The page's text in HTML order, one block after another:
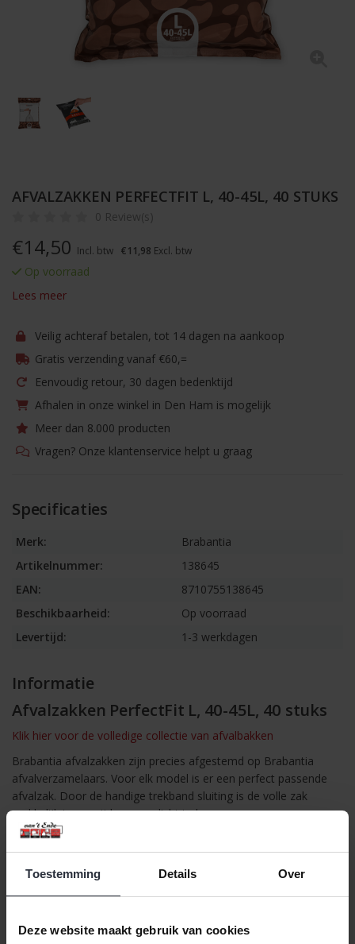
Toestemming Details Over
Deze website maakt gebruik van cookies
AFVALZAKKEN PERFECTFIT L, 40-45L, 40 STUKS
0 Review(s)
€14,50 Incl. btw €11,98 Excl. btw
Op voorraad
Lees meer
Veilig achteraf betalen, tot 14 dagen na aankoop
Gratis verzending vanaf €60,=
Eenvoudig retour, 30 dagen bedenktijd
Afhalen in onze winkel in Den Ham is mogelijk
Meer dan 8.000 producten
Vragen? Onze klantenservice helpt u graag
Specificaties
Merk:
Brabantia
Artikelnummer:
138645
EAN:
8710755138645
Beschikbaarheid:
Op voorraad
Levertijd:
1-3 werkdagen
Informatie
Afvalzakken PerfectFit L, 40-45L, 40 stuks
Klik hier voor de volledige collectie van afvalbakken
Brabantia afvalzakken zijn precies afgestemd op Brabantia
afvalverzamelaars. Voor elk model is er een perfect passende
afvalzak. Door de handige trekband sluiting is de volle zak
makkelijk te verwijderen en dicht te knopen.
Door unieke kleurcode altijd de juiste maat
Perfect passend
Voorzien van ventilatiegaatjes voor het makkelijk aanbrengen
Met handige trekbandsluiting